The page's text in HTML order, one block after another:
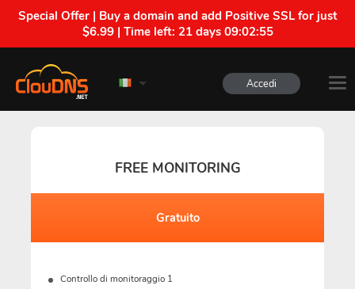
Special Offer | Buy a domain and add Positive SSL for just
$6.99 | Time left: 21 days 09:02:54
Accedi
FREE MONITORING
Gratuito
Controllo di monitoraggio 1